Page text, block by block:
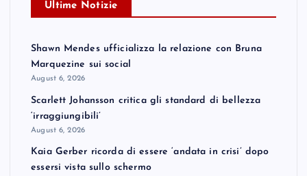
Ultime Notizie
Shawn Mendes ufficializza la relazione con Bruna
Marquezine sui social
August 6, 2026
Scarlett Johansson critica gli standard di bellezza
‘irraggiungibili’
August 6, 2026
Kaia Gerber ricorda di essere ‘andata in crisi’ dopo
essersi vista sullo schermo